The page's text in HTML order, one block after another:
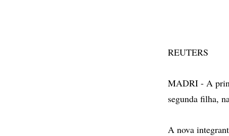
REUTERS
MADRI - A
segunda filha,
A nova